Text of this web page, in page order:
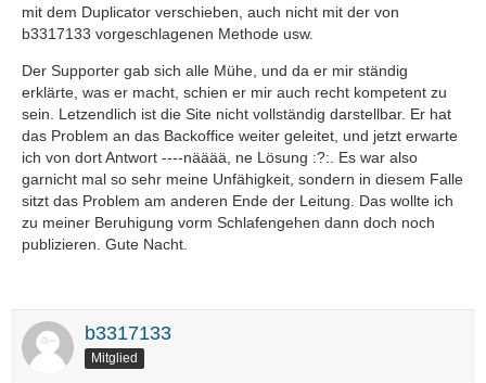
mit dem Duplicator verschieben, auch nicht mit der von
b3317133 vorgeschlagenen Methode usw.
Der Supporter gab sich alle Mühe, und da er mir ständig
erklärte, was er macht, schien er mir auch recht kompetent zu
sein. Letzendlich ist die Site nicht vollständig darstellbar. Er hat
das Problem an das Backoffice weiter geleitet, und jetzt erwarte
ich von dort Antwort ----nääää, ne Lösung :?:. Es war also
garnicht mal so sehr meine Unfähigkeit, sondern in diesem Falle
sitzt das Problem am anderen Ende der Leitung. Das wollte ich
zu meiner Beruhigung vorm Schlafengehen dann doch noch
publizieren. Gute Nacht.
b3317133
Mitglied